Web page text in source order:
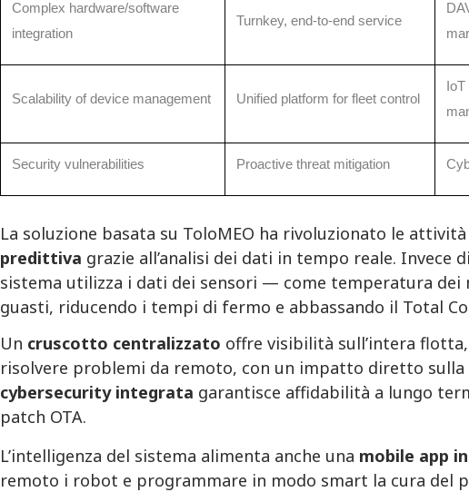
Complex hardware/software
integration
Turnkey, end-to-end service
Scalability of device management Unified platform for fleet control
Security vulnerabilities Proactive threat mitigation
La soluzione basata su ToloMEO ha rivoluzionato le
predittiva grazie all’analisi dei dati in tempo reale.
sistema utilizza i dati dei sensori — come temperatura
guasti, riducendo i tempi di fermo e abbassando il Total
Un cruscotto centralizzato offre visibilità sull’intera
risolvere problemi da remoto, con un impatto diretto
cybersecurity integrata garantisce affidabilità a lungo
patch OTA.
L’intelligenza del sistema alimenta anche una mobile app
remoto i robot e programmare in modo smart la cura del